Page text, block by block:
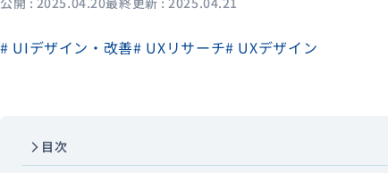
お役立ち情報（PJ Insight）
資料ダウンロード
# UIデザイン・改善# UXリサーチ# UXデザイン
目次